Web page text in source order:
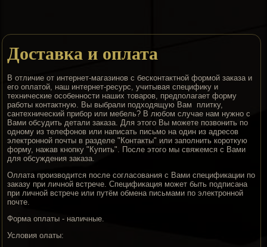
Доставка и оплата
В отличие от интернет-магазинов с бесконтактной формой заказа и
его оплатой, наш интернет-ресурс, учитывая специфику и
технические особенности наших товаров, предполагает форму
работы контактную. Вы выбрали подходящую Вам плитку,
сантехнический прибор или мебель? В любом случае нам нужно с
Вами обсудить детали заказа. Для этого Вы можете позвонить по
одному из телефонов или написать письмо на один из адресов
электронной почты в разделе "Контакты" или заполнить короткую
форму, нажав кнопку "Купить". После этого мы свяжемся с Вами
для обсуждения заказа.
Оллата производится после согласования с Вами спецификации по
заказу при личной встрече. Спецификация может быть подписана
при личной встрече или путём обмена письмами по электронной
почте.
Форма оплаты - наличные.
Условия олаты: